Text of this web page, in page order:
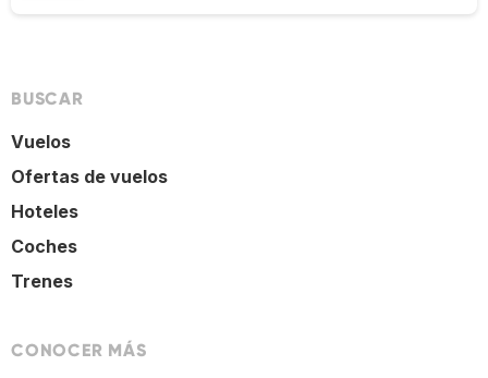
BUSCAR
Vuelos
Ofertas de vuelos
Hoteles
Coches
Trenes
CONOCER MÁS